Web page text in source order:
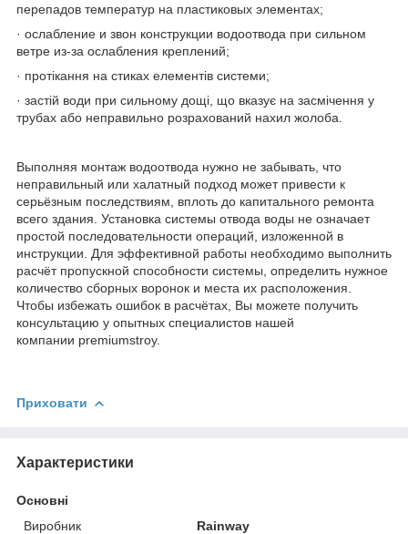
перепадов температур на пластиковых элементах;
· ослабление и звон конструкции водоотвода при сильном
ветре из-за ослабления креплений;
· протікання на стиках елементів системи;
· застій води при сильному дощі, що вказує на засмічення у
трубах або неправильно розрахований нахил жолоба.
Выполняя монтаж водоотвода нужно не забывать, что
неправильный или халатный подход может привести к
серьёзным последствиям, вплоть до капитального ремонта
всего здания. Установка системы отвода воды не означает
простой последовательности операций, изложенной в
инструкции. Для эффективной работы необходимо выполнить
расчёт пропускной способности системы, определить нужное
количество сборных воронок и места их расположения.
Чтобы избежать ошибок в расчётах, Вы можете получить
консультацию у опытных специалистов нашей
компании premiumstroy.
Приховати
Характеристики
Основні
Виробник
Rainway